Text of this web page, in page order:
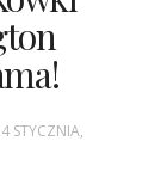
STYCZNIA,